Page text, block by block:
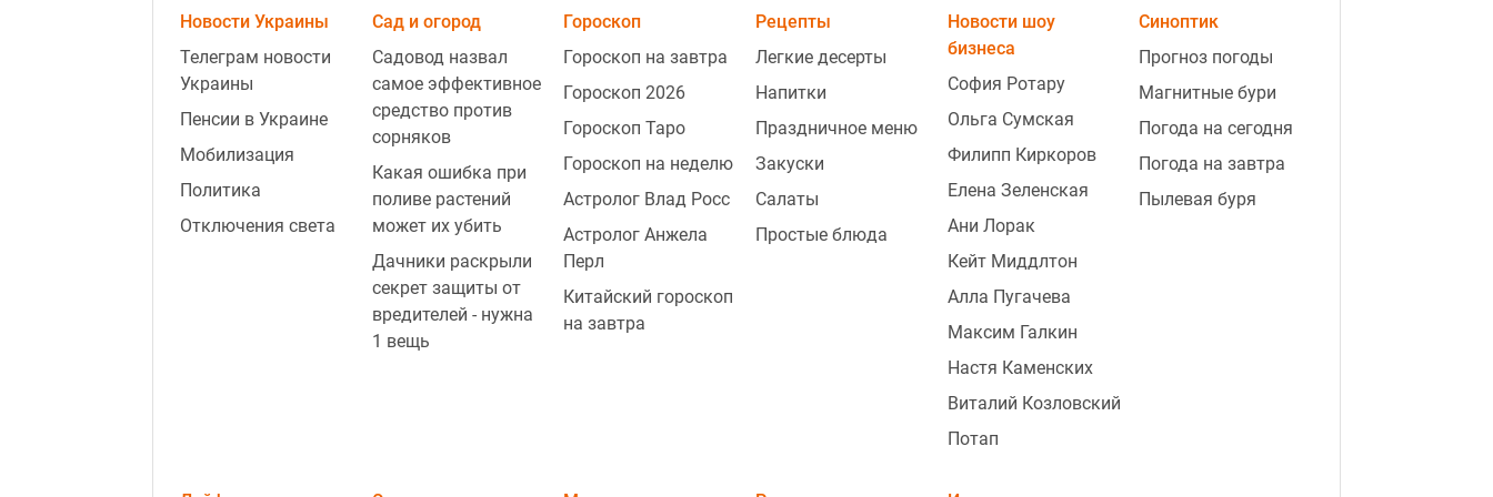
18:05
"Не морю себя голодом":
раскрыла свой секрет
18:00
Известный украинский актер
рассказал, сколько можно
17:44
Тысячи ос захватили квартиру
Новости Украины
Телеграм новости
Украины
Пенсии в Украине
Мобилизация
Политика
Отключения света
Сад и огород
Садовод назвал
самое эффективное
средство против
сорняков
Какая ошибка при
поливе растений
может их убить
Дачники раскрыли
секрет защиты от
вредителей - нужна
1 вещь
Гороскоп
Гороскоп на завтра
Гороскоп 2026
Гороскоп Таро
Гороскоп на неделю
Астролог Влад Росс
Астролог Анжела
Перл
Китайский гороскоп
на завтра
Рецепты
Легкие десерты
Напитки
Праздничное меню
Закуски
Салаты
Простые блюда
Новости шоу
бизнеса
София Ротару
Ольга Сумская
Филипп Киркоров
Елена Зеленская
Ани Лорак
Кейт Миддлтон
Алла Пугачева
Максим Галкин
Настя Каменских
Виталий Козловский
Потап
Синоптик
Прогноз погоды
Магнитные бури
Погода на сегодня
Погода на завтра
Пылевая буря